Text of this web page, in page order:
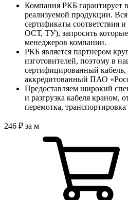
Компания РКБ гарантирует
реализуемой продукции.
сертификаты соответствия
ОСТ, ТУ), запросить
менеджеров компании.
РКБ является партнером
изготовителей, поэтому в
сертифицированный кабель,
аккредитованный ПАО
Предоставляем широкий
и разгрузка кабеля краном,
перемотка, транспортировка
246 ₽ за м